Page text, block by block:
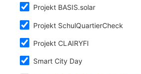
Projekt BASIS.solar
Projekt SchulQuartierCheck
Projekt CLAIRYFI
Smart City Day